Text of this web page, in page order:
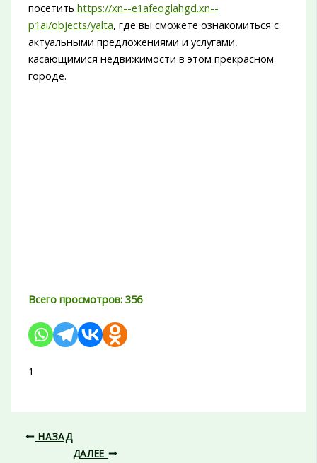
посетить https://xn--e1afeoglahgd.xn--
p1ai/objects/yalta, где вы сможете ознакомиться с
актуальными предложениями и услугами,
касающимися недвижимости в этом прекрасном
городе.
Всего просмотров: 356
1
НАЗАД
ДАЛЕЕ